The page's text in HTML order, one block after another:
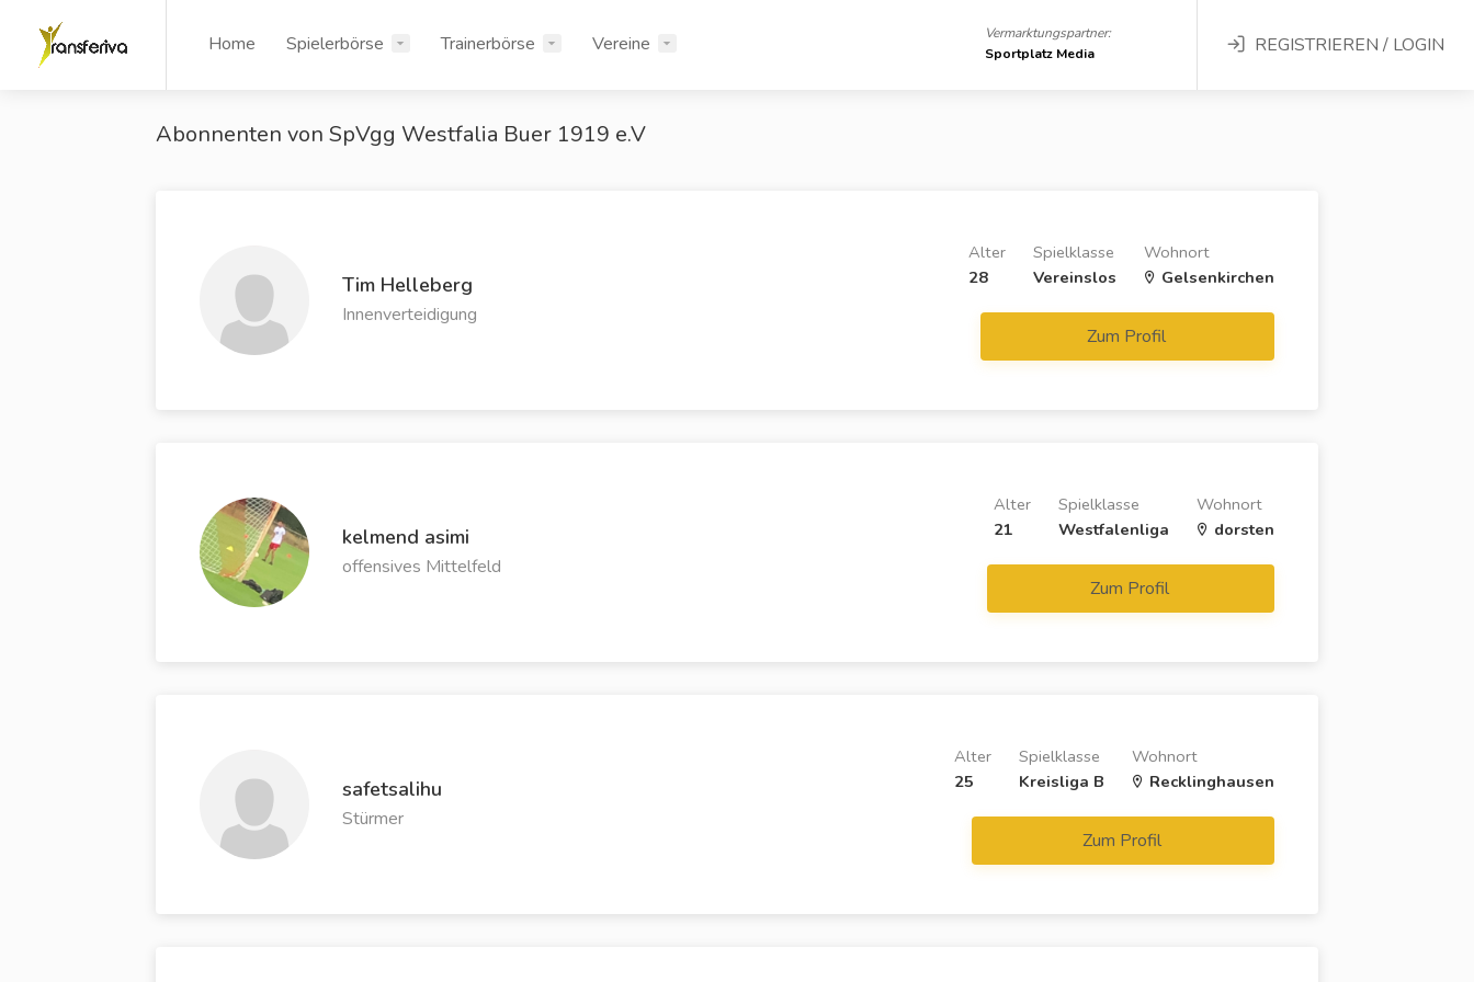
Home Spielerbörse Trainerbörse Vereine
Vermarktungspartner:
Sportplatz Media
REGISTRIEREN / LOGIN
Abonnenten von SpVgg Westfalia Buer 1919 e.V
Tim Helleberg
Innenverteidigung
Wohnort
Gelsenkirchen
Spielklasse
Vereinslos
Alter
28
Zum Profil
kelmend asimi
offensives Mittelfeld
Wohnort
dorsten
Spielklasse
Westfalenliga
Alter
21
Zum Profil
safetsalihu
Stürmer
Wohnort
Recklinghausen
Spielklasse
Kreisliga B
Alter
25
Zum Profil